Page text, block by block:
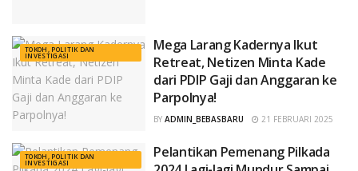
TOKOH, POLITIK DAN
INVESTIGASI
Mega Larang Kadernya Ikut
Retreat, Netizen Minta Kade
dari PDIP Gaji dan Anggaran ke
Parpolnya!
BY ADMIN_BEBASBARU 21 FEBRUARI 2025
TOKOH, POLITIK DAN
INVESTIGASI
Pelantikan Pemenang Pilkada